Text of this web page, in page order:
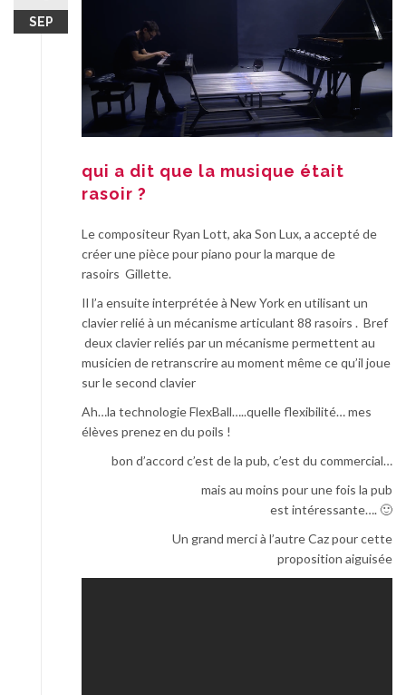
SEP
qui a dit que la musique était
rasoir ?
Le compositeur Ryan Lott, aka Son Lux, a accepté de
créer une pièce pour piano pour la marque de
rasoirs Gillette.
Il l’a ensuite interprétée à New York en utilisant un
clavier relié à un mécanisme articulant 88 rasoirs . Bref
deux clavier reliés par un mécanisme permettent au
musicien de retranscrire au moment même ce qu’il joue
sur le second clavier
Ah…la technologie FlexBall…..quelle flexibilité… mes
élèves prenez en du poils !
bon d’accord c’est de la pub, c’est du commercial…
mais au moins pour une fois la pub
est intéressante…. 🙂
Un grand merci à l’autre Caz pour cette
proposition aiguisée